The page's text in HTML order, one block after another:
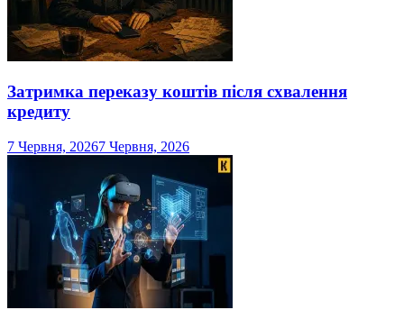
Затримка переказу коштів після схвалення
кредиту
7 Червня, 20267 Червня, 2026